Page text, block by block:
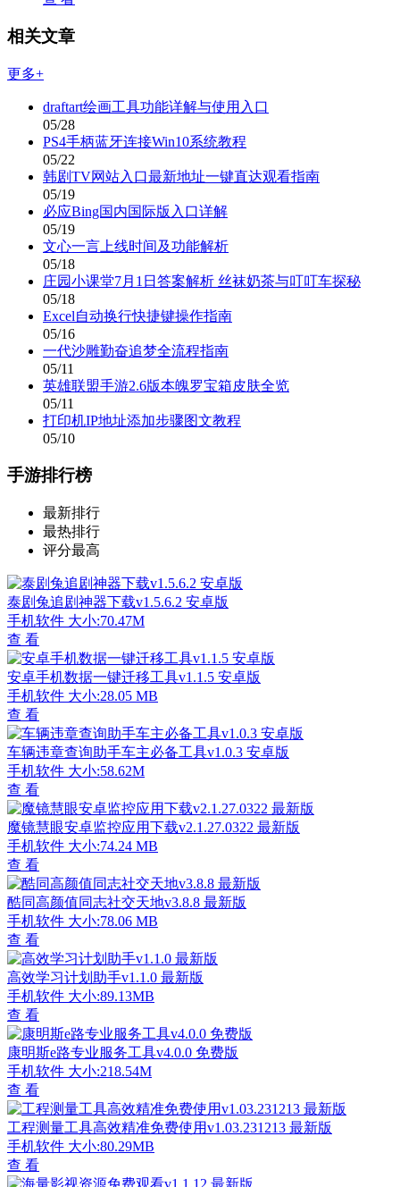
相关文章
更多+
draftart绘画工具功能详解与使用入口
05/28
PS4手柄蓝牙连接Win10系统教程
05/22
韩剧TV网站入口最新地址一键直达观看指南
05/19
必应Bing国内国际版入口详解
05/19
文心一言上线时间及功能解析
05/18
庄园小课堂7月1日答案解析 丝袜奶茶与叮叮车探秘
05/18
Excel自动换行快捷键操作指南
05/16
一代沙雕勤奋追梦全流程指南
05/11
英雄联盟手游2.6版本魄罗宝箱皮肤全览
05/11
打印机IP地址添加步骤图文教程
05/10
手游排行榜
最新排行
最热排行
评分最高
泰剧兔追剧神器下载v1.5.6.2 安卓版
手机软件 大小:70.47M
查 看
安卓手机数据一键迁移工具v1.1.5 安卓版
手机软件 大小:28.05 MB
查 看
车辆违章查询助手车主必备工具v1.0.3 安卓版
手机软件 大小:58.62M
查 看
魔镜慧眼安卓监控应用下载v2.1.27.0322 最新版
手机软件 大小:74.24 MB
查 看
酷同高颜值同志社交天地v3.8.8 最新版
手机软件 大小:78.06 MB
查 看
高效学习计划助手v1.1.0 最新版
手机软件 大小:89.13MB
查 看
康明斯e路专业服务工具v4.0.0 免费版
手机软件 大小:218.54M
查 看
工程测量工具高效精准免费使用v1.03.231213 最新版
手机软件 大小:80.29MB
查 看